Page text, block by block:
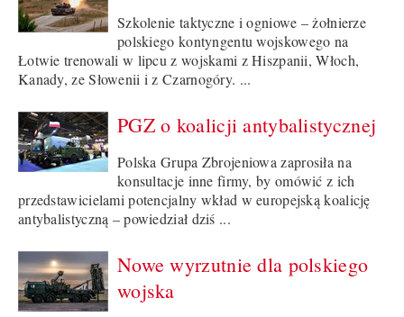
Szkolenie taktyczne i ogniowe – żołnierze
polskiego kontyngentu wojskowego na
Łotwie trenowali w lipcu z wojskami z Hiszpanii, Włoch,
Kanady, ze Słowenii i z Czarnogóry. ...
PGZ o koalicji antybalistycznej
Polska Grupa Zbrojeniowa zaprosiła na
konsultacje inne firmy, by omówić z ich
przedstawicielami potencjalny wkład w europejską koalicję
antybalistyczną – powiedział dziś ...
Nowe wyrzutnie dla polskiego
wojska